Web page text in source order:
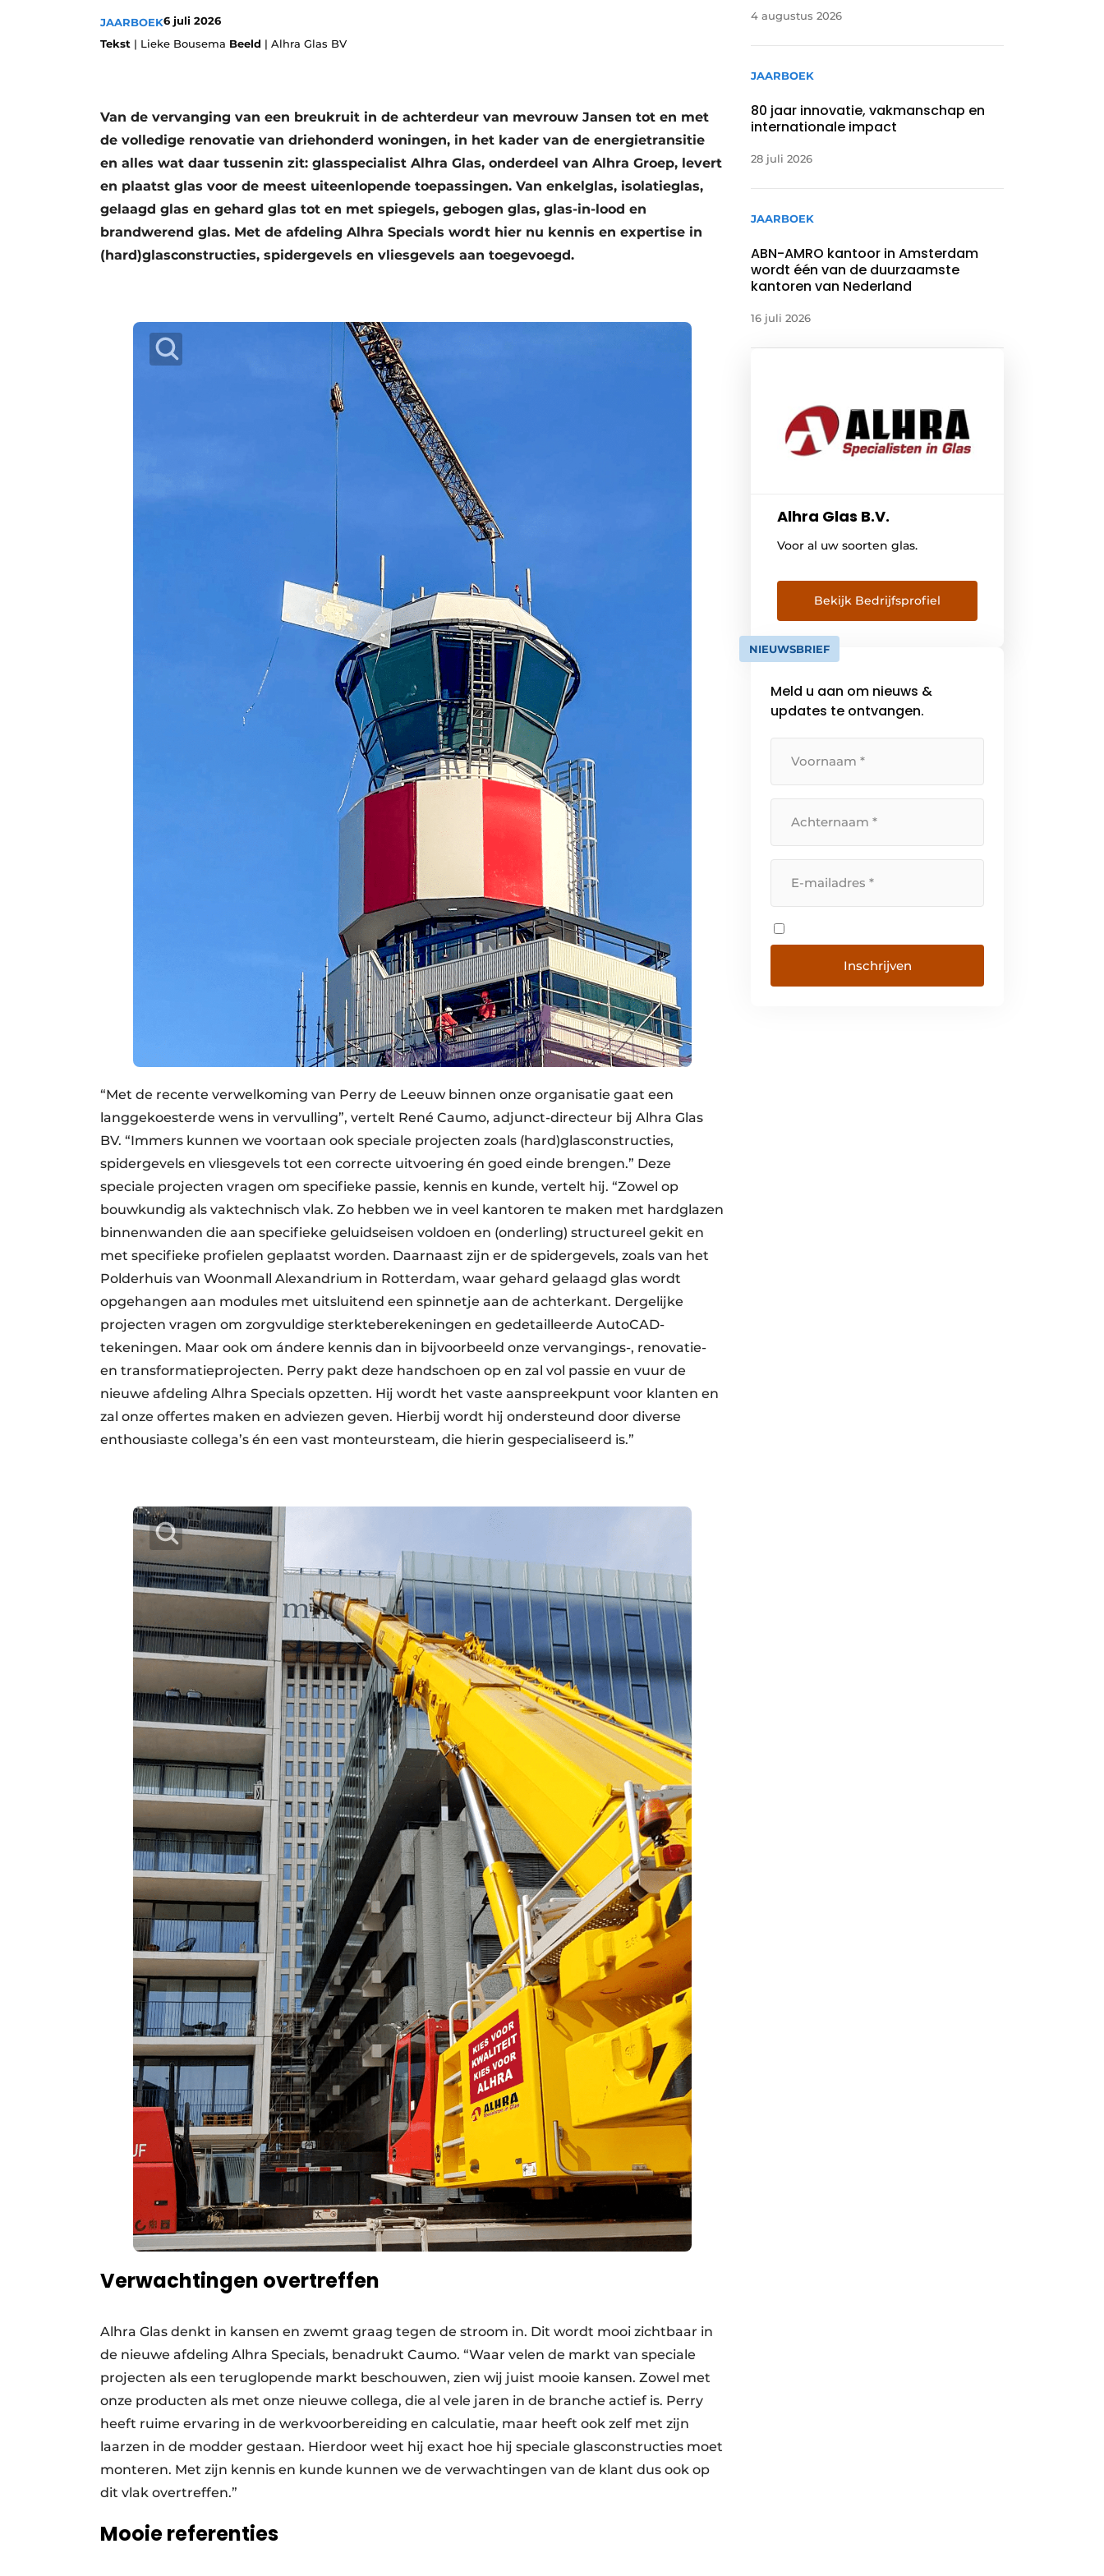
Podcasts
Privacy / Cookie statement
Vacatures
Video’s
JAARBOEK6 juli 2026
Tekst | Lieke Bousema Beeld | Alhra Glas BV
Van de vervanging van een breukruit in de achterdeur van mevrouw Jansen tot en met
de volledige renovatie van driehonderd woningen, in het kader van de energietransitie
en alles wat daar tussenin zit: glasspecialist Alhra Glas, onderdeel van Alhra Groep, levert
en plaatst glas voor de meest uiteenlopende toepassingen. Van enkelglas, isolatieglas,
gelaagd glas en gehard glas tot en met spiegels, gebogen glas, glas-in-lood en
brandwerend glas. Met de afdeling Alhra Specials wordt hier nu kennis en expertise in
(hard)glasconstructies, spidergevels en vliesgevels aan toegevoegd.
“Met de recente verwelkoming van Perry de Leeuw binnen onze organisatie gaat een
langgekoesterde wens in vervulling”, vertelt René Caumo, adjunct-directeur bij Alhra Glas
BV. “Immers kunnen we voortaan ook speciale projecten zoals (hard)glasconstructies,
spidergevels en vliesgevels tot een correcte uitvoering én goed einde brengen.” Deze
speciale projecten vragen om specifieke passie, kennis en kunde, vertelt hij. “Zowel op
bouwkundig als vaktechnisch vlak. Zo hebben we in veel kantoren te maken met hardglazen
binnenwanden die aan specifieke geluidseisen voldoen en (onderling) structureel gekit en
met specifieke profielen geplaatst worden. Daarnaast zijn er de spidergevels, zoals van het
Polderhuis van Woonmall Alexandrium in Rotterdam, waar gehard gelaagd glas wordt
opgehangen aan modules met uitsluitend een spinnetje aan de achterkant. Dergelijke
projecten vragen om zorgvuldige sterkteberekeningen en gedetailleerde AutoCAD-
tekeningen. Maar ook om ándere kennis dan in bijvoorbeeld onze vervangings-, renovatie-
en transformatieprojecten. Perry pakt deze handschoen op en zal vol passie en vuur de
nieuwe afdeling Alhra Specials opzetten. Hij wordt het vaste aanspreekpunt voor klanten en
zal onze offertes maken en adviezen geven. Hierbij wordt hij ondersteund door diverse
enthousiaste collega’s én een vast monteursteam, die hierin gespecialiseerd is.”
Verwachtingen overtreffen
Alhra Glas denkt in kansen en zwemt graag tegen de stroom in. Dit wordt mooi zichtbaar in
de nieuwe afdeling Alhra Specials, benadrukt Caumo. “Waar velen de markt van speciale
projecten als een teruglopende markt beschouwen, zien wij juist mooie kansen. Zowel met
onze producten als met onze nieuwe collega, die al vele jaren in de branche actief is. Perry
heeft ruime ervaring in de werkvoorbereiding en calculatie, maar heeft ook zelf met zijn
laarzen in de modder gestaan. Hierdoor weet hij exact hoe hij speciale glasconstructies moet
monteren. Met zijn kennis en kunde kunnen we de verwachtingen van de klant dus ook op
dit vlak overtreffen.”
Mooie referenties
4 augustus 2026
JAARBOEK
80 jaar innovatie, vakmanschap en
internationale impact
28 juli 2026
JAARBOEK
ABN-AMRO kantoor in Amsterdam
wordt één van de duurzaamste
kantoren van Nederland
16 juli 2026
Alhra Glas B.V.
Voor al uw soorten glas.
Bekijk Bedrijfsprofiel
NIEUWSBRIEF
Meld u aan om nieuws &
updates te ontvangen.